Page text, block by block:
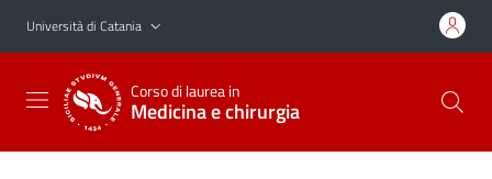
Vai al contenuto principale
Vai al menu di navigazione
Università di Catania
Corso di laurea in
Medicina e chirurgia